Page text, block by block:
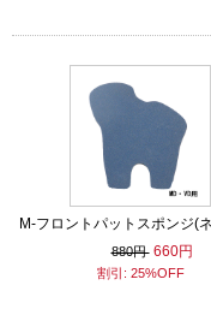
M-フロントパットスポンジ(
880円 660円
割引: 25%OFF